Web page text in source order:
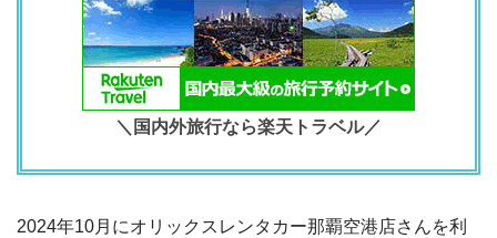
＼国内外旅行なら楽天トラベル／
2024年10月にオリックスレンタカー那覇空港店さんを利